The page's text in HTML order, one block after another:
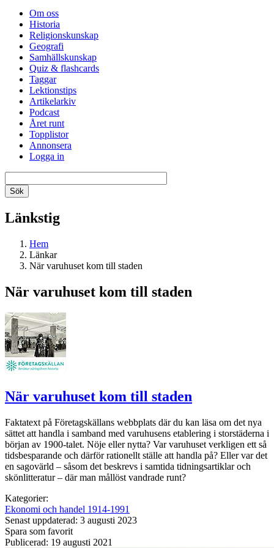
Om oss
Historia
Religionskunskap
Geografi
Samhällskunskap
Quiz & flashcards
Taggar
Lektionstips
Artikelarkiv
Podcast
Året runt
Topplistor
Annonsera
Logga in
Länkstig
Hem
Länkar
När varuhuset kom till staden
När varuhuset kom till staden
När varuhuset kom till staden
Faktatext på Företagskällans webbplats där du kan läsa om det nya
sättet att handla i samband med varuhusens etablering i storstäderna i
början av 1900-talet. Nöje eller nytta? Var varuhuset verkligen ett så
tidsbesparande och därför rationellt ställe att handla på? Eller var det
en sagovärld – såsom det beskrevs i samtida tidningsartiklar och
skönlitteratur – där man mållöst vandrade runt?
Kategorier:
Ekonomi och handel 1914-1991
Senast uppdaterad: 3 augusti 2023
Spara som favorit
Publicerad: 19 augusti 2021